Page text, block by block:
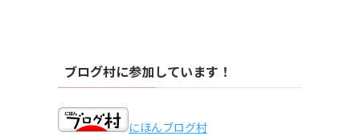
ブログ村に参加しています！
にほんブログ村